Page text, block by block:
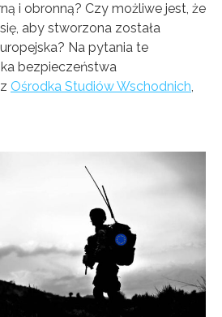
i obronną? Czy możliwe jest, że
aby stworzona została
Na pytania te
bezpieczeństwa
Ośrodka Studiów Wschodnich,